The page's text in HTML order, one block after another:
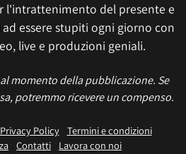
l'intrattenimento del presente e
essere stupiti ogni giorno con
live e produzioni geniali.
momento della pubblicazione. Se
potremmo ricevere un compenso.
Privacy Policy
Termini e condizioni
Contatti Lavora con noi